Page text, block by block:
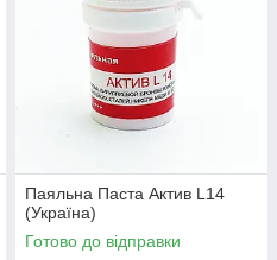
Паяльна Паста Актив L14
(Україна)
Готово до відправки